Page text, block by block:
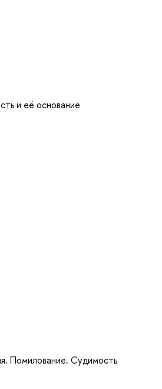
и её основание
Помилование. Судимость